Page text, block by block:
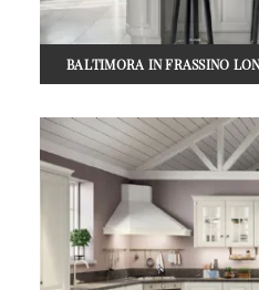
BALTIMORA IN FRASSINO